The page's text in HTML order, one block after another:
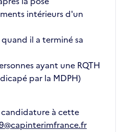
intérieurs d'un
il a terminé sa
ayant une RQTH
par la MDPH)
à cette